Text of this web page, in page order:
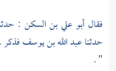
فقال أبو علي بن السكن :
حدثناعبد الله بن يوسف
" .